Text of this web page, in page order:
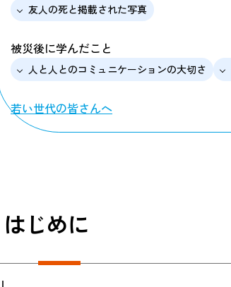
友人の死と掲載された写真
被災後に学んだこと
人と人とのコミュニケーションの大切さ
若い世代の皆さんへ
はじめに